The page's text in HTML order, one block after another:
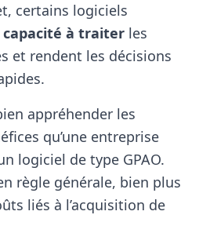
certains logiciels
capacité à traiter les
et rendent les décisions
appréhender les
qu’une entreprise
logiciel de type GPAO.
règle générale, bien plus
liés à l’acquisition de